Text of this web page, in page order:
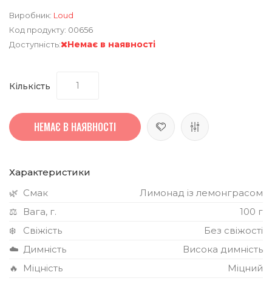
Виробник: Loud
Код продукту: 00656
Доступність:
Немає в наявності
Кількість
НЕМАЄ В НАЯВНОСТІ
Характеристики
🌿 Смак
Лимонад із лемонграсом
⚖️
Вага, г.
100 г
❄️
Свіжість
Без свіжості
☁️ Димність
Висока димність
🔥
Міцність Міцний